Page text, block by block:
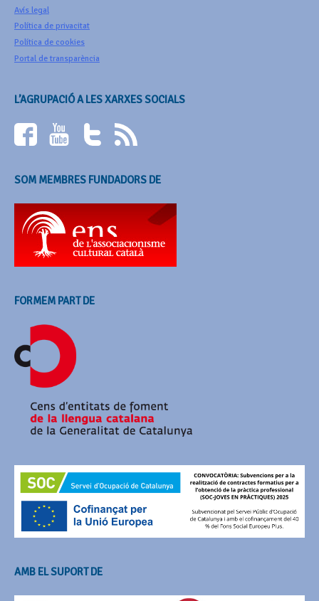
Avís legal
Política de privacitat
Política de cookies
Portal de transparència
L’AGRUPACIÓ A LES XARXES SOCIALS
SOM MEMBRES FUNDADORS DE
FORMEM PART DE
AMB EL SUPORT DE